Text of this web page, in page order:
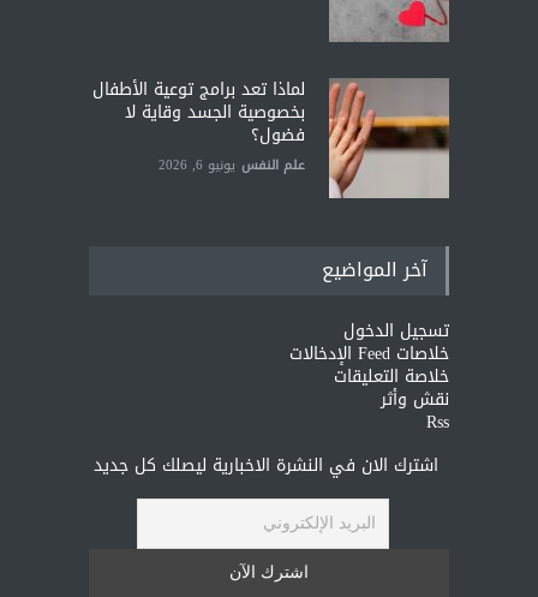
لماذا تعد برامج توعية الأطفال
بخصوصية الجسد وقاية لا
فضول؟
علم النفس يونيو 6, 2026
آخر المواضيع
تسجيل الدخول
خلاصات Feed الإدخالات
خلاصة التعليقات
نقش وأثر
Rss
اشترك الان في النشرة الاخبارية ليصلك كل جديد